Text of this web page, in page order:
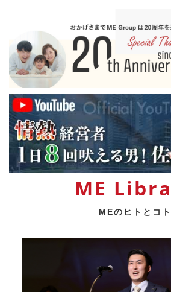
ME
MEのヒトとコト